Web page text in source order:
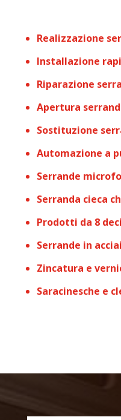
Realizzazione
Installazione
Riparazione
Apertura
Sostituzione
Automazione a
Serrande
Serranda cieca
Prodotti da 8
Serrande in
Zincatura e
Saracinesche e